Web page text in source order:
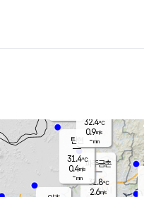
파주금촌
31.8℃
2.6m/s
탄현
31.4℃
0.4m/s
-mm
32.4℃
0.9m/s
-mm